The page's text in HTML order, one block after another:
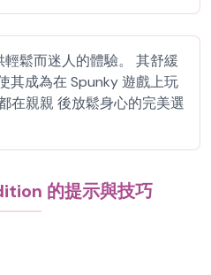
輕鬆而迷人的體驗。 其舒緩
其成為在 Spunky 遊戲上玩
在親親 後放鬆身心的完美選
的提示與技巧